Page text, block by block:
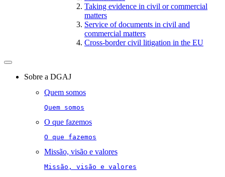
Taking evidence in civil or commercial
matters
Service of documents in civil and
commercial matters​​
Cross-border civil litigation in the EU
Toggle
navigationSobre a DGAJ
Quem somos
Quem somos
O que fazemos
O que fazemos
Missão, visão e valores
Missão, visão e valores